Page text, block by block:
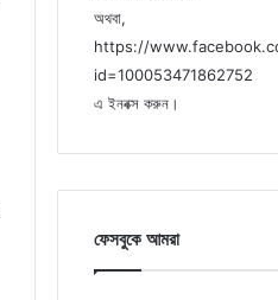
অথবা,
https://
id=100053471862752
এ ইনবক্স করুন।
ফেসবুকে আমরা